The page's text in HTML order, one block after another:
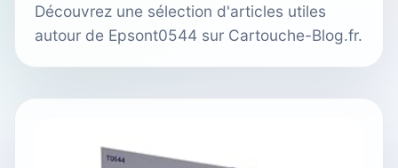
Découvrez une sélection d'articles utiles
autour de Epsont0544 sur Cartouche-Blog.fr.